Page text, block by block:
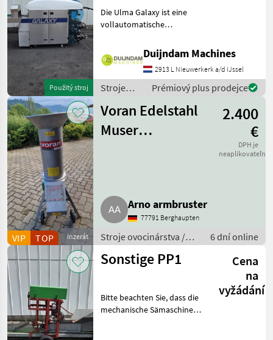
Použitý stroj
Die Ulma Galaxy ist eine
vollautomatische
zum Verpacken von
Frischprodukten auf
Gemüse, Obst und Frisch
Duijndam Machines
2913 L Nieuwerkerk a/d IJssel
Stroje
/ Sonstige
Prémiový plus prodejce
Inzerát
VIP TOP
Voran Edelstahl
Muser
2.400
€
DPH je
neaplikovateľné
Arno armbruster
77791 Berghaupten
Stroje ovocinárstva /
Ostatné ovocinárské
stroje
6 dní online
Sonstige PP1
Cena
na
vyžádání
Bitte beachten Sie, dass die
mechanische Sämaschine